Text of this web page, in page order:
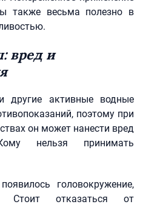
также весьма полезно в
вред и
другие активные водные
поэтому при
он может нанести вред
нельзя принимать
головокружение,
Стоит отказаться от